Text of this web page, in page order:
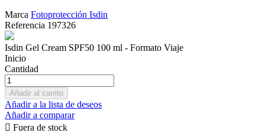
Marca Fotoprotección Isdin
Referencia 197326
Isdin Gel Cream SPF50 100 ml - Formato Viaje
Inicio
Cantidad
Añadir al carrito
Añadir a la lista de deseos
Añadir a comparar
 Fuera de stock